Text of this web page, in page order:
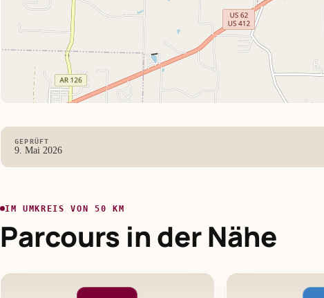
GEPRÜFT
9. Mai 2026
IM UMKREIS VON 50 KM
Parcours in der Nähe